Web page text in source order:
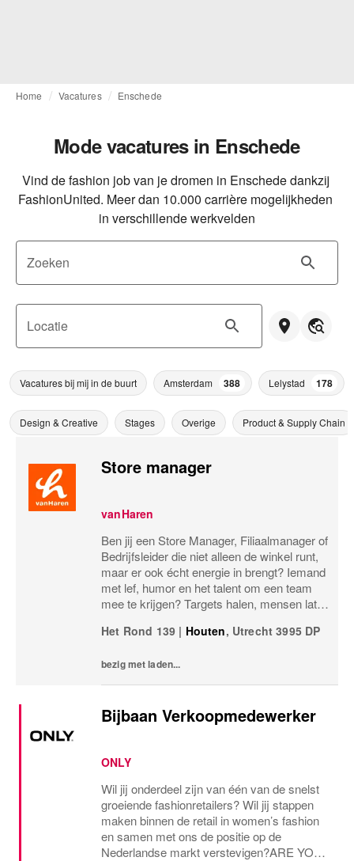
Home Vacatures Enschede
Mode vacatures in Enschede
Vind de fashion job van je dromen in Enschede dankzij
FashionUnited. Meer dan 10.000 carrière mogelijkheden
in verschillende werkvelden
Zoeken
Locatie
Vacatures bij mij in de buurt Amsterdam 388 Lelystad 178
Design & Creative Stages Overige Product & Supply Chain
Store manager
vanHaren
Ben jij een Store Manager, Filiaalmanager of
Bedrijfsleider die niet alleen de winkel runt,
maar er ook écht energie in brengt? Iemand
met lef, humor en het talent om een team
mee te krijgen? Targets halen, mensen laten
please! Dan zoeken wij jou.Bij...
Het Rond 139 | Houten, Utrecht 3995 DP
bezig met laden...
Bijbaan Verkoopmedewerker
ONLY
Wil jij onderdeel zijn van één van de snelst
groeiende fashionretailers? Wil jij stappen
maken binnen de retail in women’s fashion
en samen met ons de positie op de
Nederlandse markt verstevigen?ARE YOU